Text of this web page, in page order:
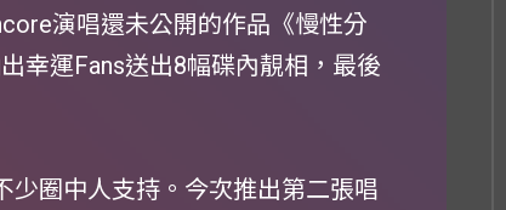
演唱還未公開的作品《慢性分
幸運Fans送出8幅碟內靚相，最後
少圈中人支持。今次推出第二張唱